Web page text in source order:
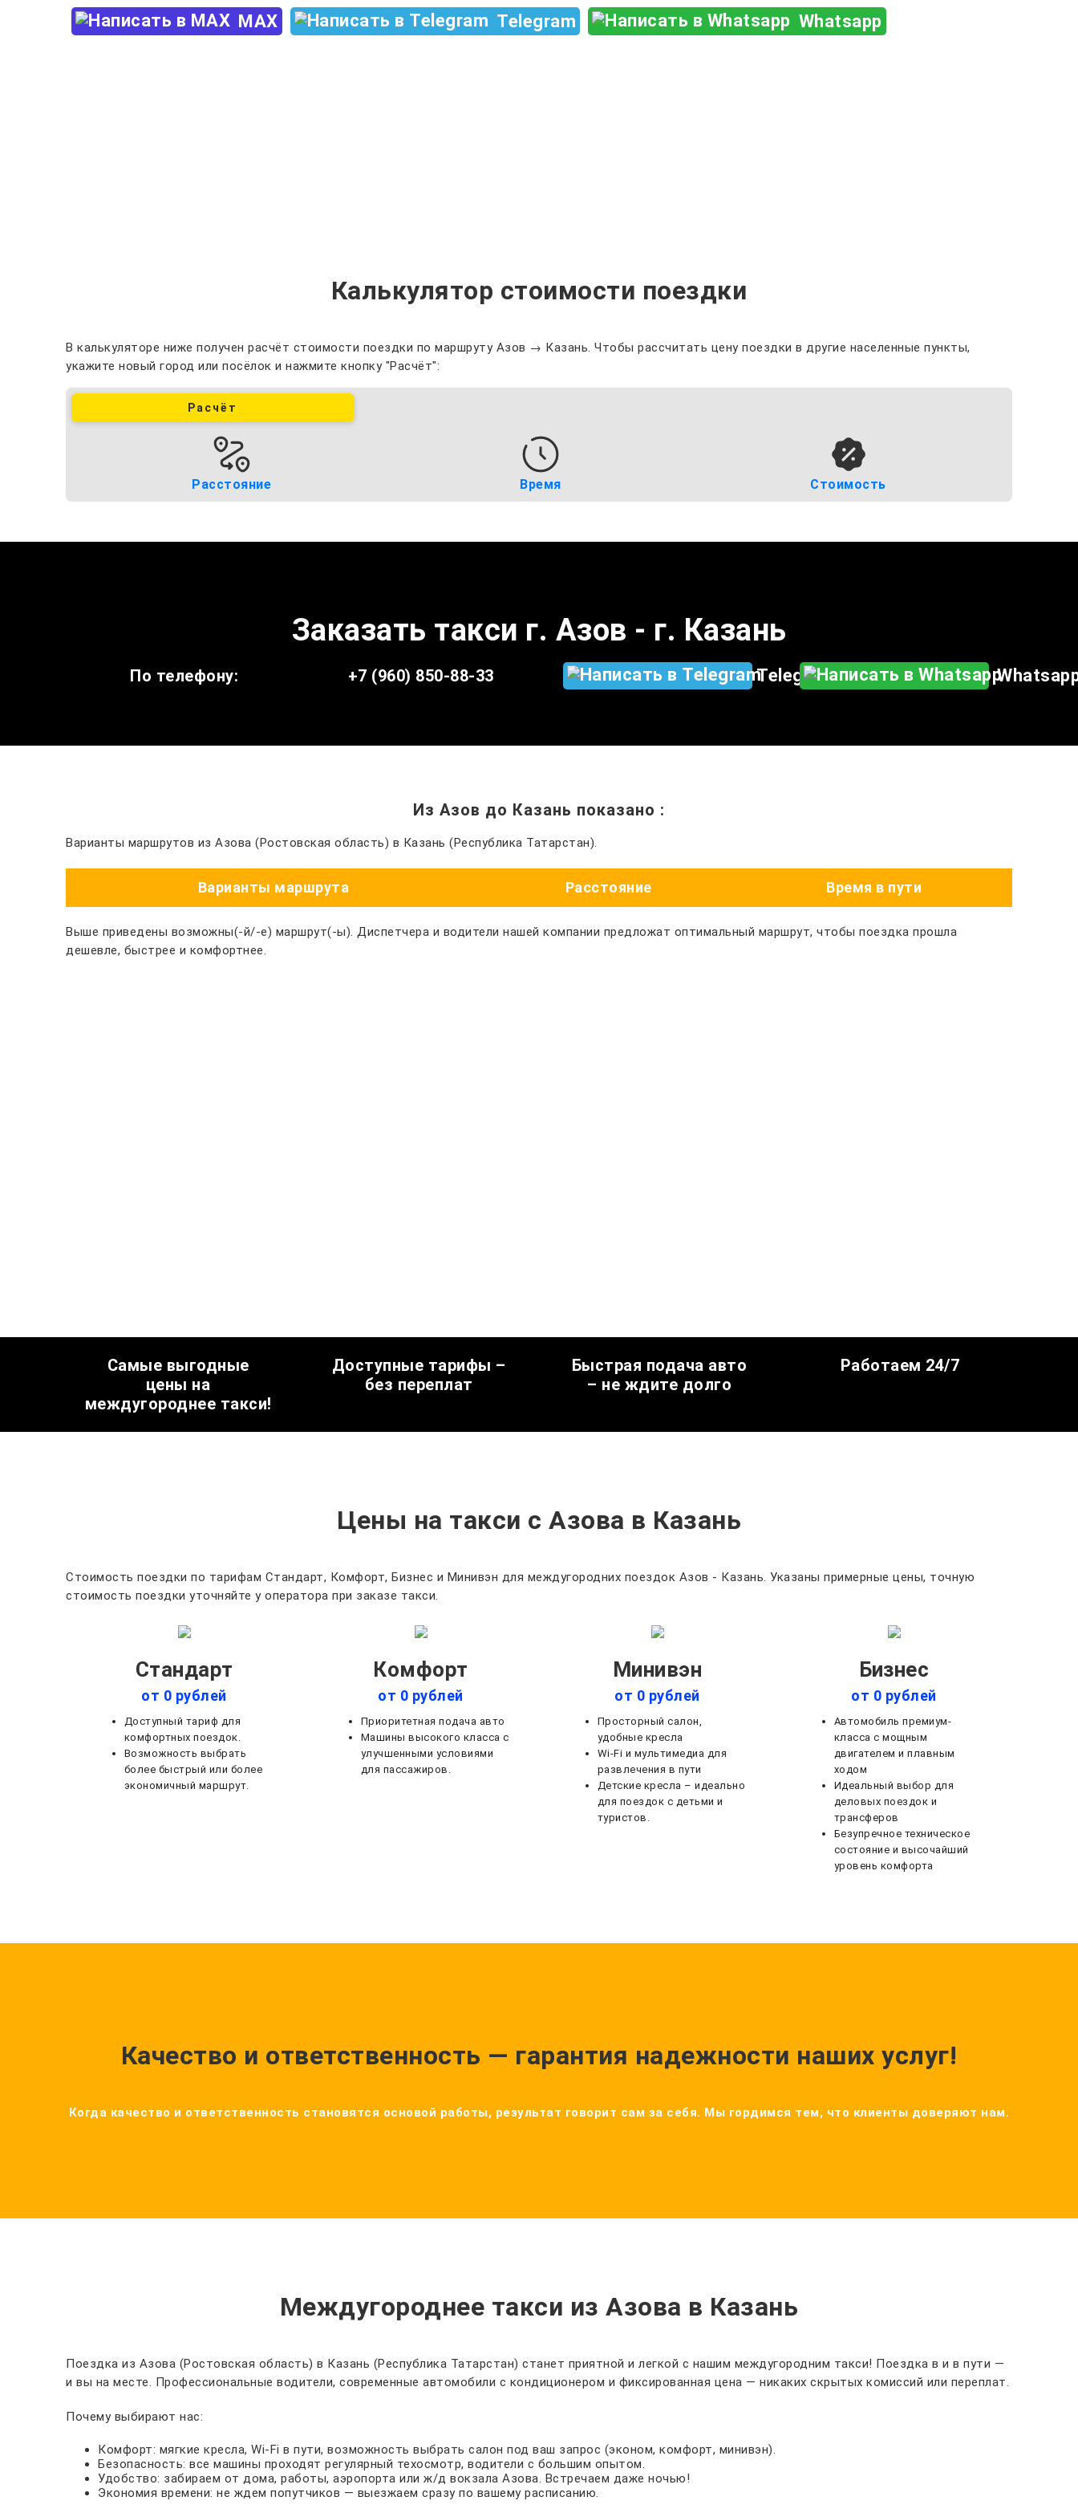
MAX Telegram Whatsapp
Калькулятор стоимости поездки
В калькуляторе ниже получен расчёт стоимости поездки по маршруту Азов → Казань. Чтобы рассчитать цену поездки в другие населенные пункты,
укажите новый город или посёлок и нажмите кнопку "Расчёт":
Расчёт
Расстояние Время Стоимость
Заказать такси г. Азов - г. Казань
По телефону: +7 (960) 850-88-33 Telegram
Из Азов до Казань показано :
Варианты маршрутов из Азова (Ростовская область) в Казань (Республика Татарстан).
Варианты маршрута Расстояние Время в пути
Выше приведены возможны(-й/-е) маршрут(-ы). Диспетчера и водители нашей компании предложат оптимальный маршрут, чтобы поездка прошла
дешевле, быстрее и комфортнее.
Самые выгодные
цены на
междугороднее такси!
Доступные тарифы –
без переплат
Быстрая подача авто
– не ждите долго
Работаем 24/7
Цены на такси с Азова в Казань
Стоимость поездки по тарифам Стандарт, Комфорт, Бизнес и Минивэн для междугородних поездок Азов - Казань. Указаны примерные цены, точную
стоимость поездки уточняйте у оператора при заказе такси.
Стандарт
от 0 рублей
Доступный тариф для
комфортных поездок.
Возможность выбрать
более быстрый или более
экономичный маршрут.
Комфорт
от 0 рублей
Приоритетная подача авто
Машины высокого класса с
улучшенными условиями
для пассажиров.
Минивэн
от 0 рублей
Просторный салон,
удобные кресла
Wi-Fi и мультимедиа для
развлечения в пути
Детские кресла – идеально
для поездок с детьми и
туристов.
Бизнес
от 0 рублей
Автомобиль премиум-
класса с мощным
двигателем и плавным
ходом
Идеальный выбор для
деловых поездок и
трансферов
Безупречное техническое
состояние и высочайший
уровень комфорта
Качество и ответственность — гарантия надежности наших услуг!
Когда качество и ответственность становятся основой работы, результат говорит сам за себя. Мы гордимся тем, что клиенты доверяют нам.
Междугороднее такси из Азова в Казань
Поездка из Азова (Ростовская область) в Казань (Республика Татарстан) станет приятной и легкой с нашим междугородним такси! Поездка в и в пути —
и вы на месте. Профессиональные водители, современные автомобили с кондиционером и фиксированная цена — никаких скрытых комиссий или переплат.
Почему выбирают нас:
Комфорт: мягкие кресла, Wi-Fi в пути, возможность выбрать салон под ваш запрос (эконом, комфорт, минивэн).
Безопасность: все машины проходят регулярный техосмотр, водители с большим опытом.
Удобство: забираем от дома, работы, аэропорта или ж/д вокзала Азова. Встречаем даже ночью!
Экономия времени: не ждем попутчиков — выезжаем сразу по вашему расписанию.